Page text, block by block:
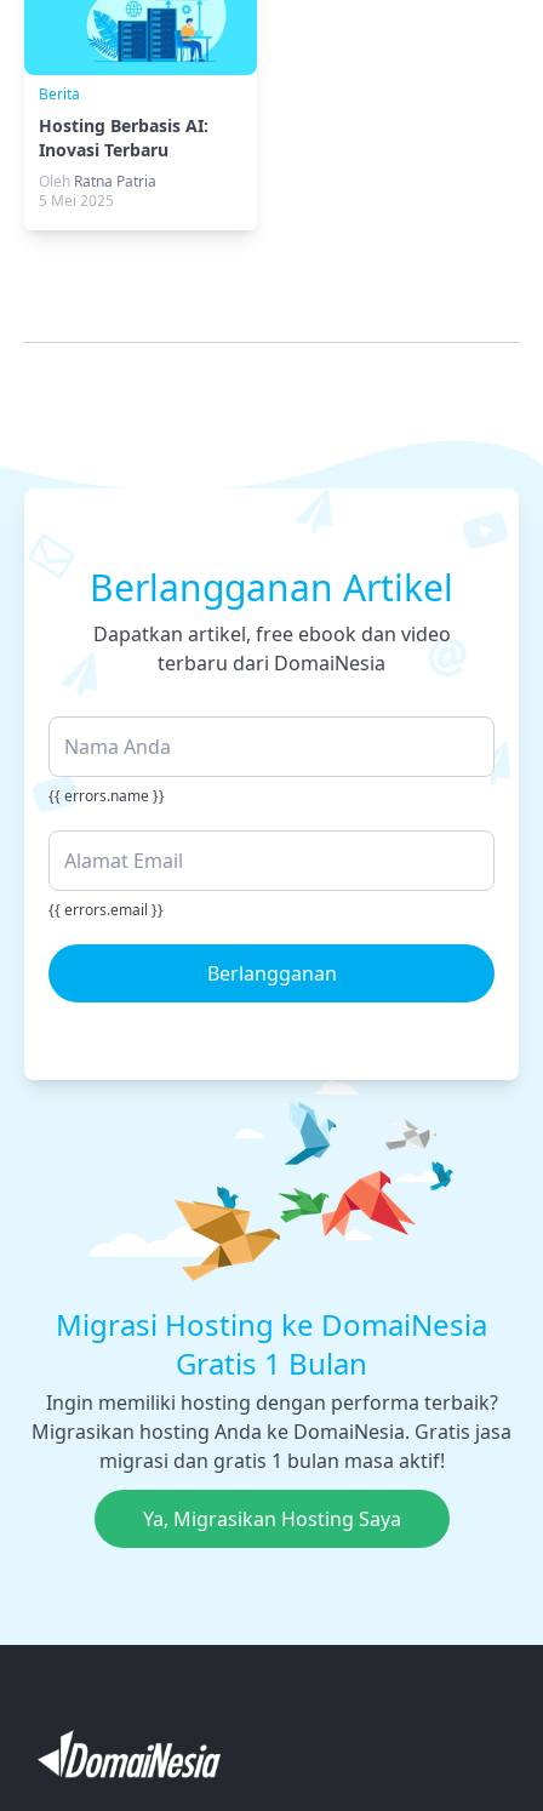
Berita
Hosting Berbasis AI:
Inovasi Terbaru
Oleh Ratna Patria
5 Mei 2025
Berlangganan Artikel
Dapatkan artikel, free ebook dan video
terbaru dari DomaiNesia
{{ errors.name }}
{{ errors.email }}
Berlangganan
Migrasi Hosting ke DomaiNesia
Gratis 1 Bulan
Ingin memiliki hosting dengan performa terbaik?
Migrasikan hosting Anda ke DomaiNesia. Gratis jasa
migrasi dan gratis 1 bulan masa aktif!
Ya, Migrasikan Hosting Saya